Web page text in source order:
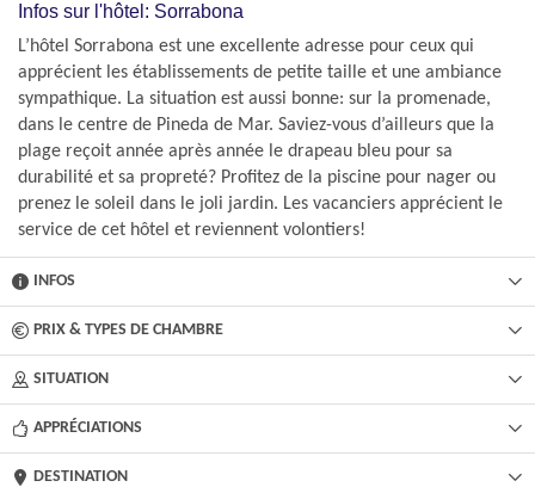
Infos sur l'hôtel: Sorrabona
L’hôtel Sorrabona est une excellente adresse pour ceux qui
apprécient les établissements de petite taille et une ambiance
sympathique. La situation est aussi bonne: sur la promenade,
dans le centre de Pineda de Mar. Saviez-vous d’ailleurs que la
plage reçoit année après année le drapeau bleu pour sa
durabilité et sa propreté? Profitez de la piscine pour nager ou
prenez le soleil dans le joli jardin. Les vacanciers apprécient le
service de cet hôtel et reviennent volontiers!
INFOS
PRIX & TYPES DE CHAMBRE
SITUATION
APPRÉCIATIONS
DESTINATION